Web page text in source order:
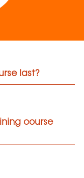
last?
course